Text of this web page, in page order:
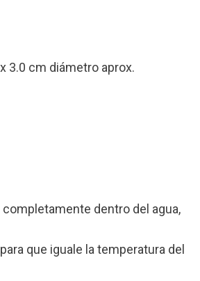
3.0 cm diámetro aprox.
dentro del agua,
que iguale la temperatura del